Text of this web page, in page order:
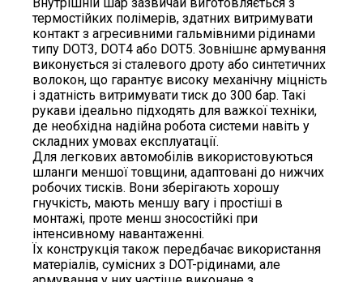
термостійких полімерів, здатних витримувати
контакт з агресивними гальмівними рідинами
типу DOT3, DOT4 або DOT5. Зовнішнє армування
виконується зі сталевого дроту або синтетичних
волокон, що гарантує високу механічну міцність
і здатність витримувати тиск до 300 бар. Такі
рукави ідеально підходять для важкої техніки,
де необхідна надійна робота системи навіть у
складних умовах експлуатації.
Для легкових автомобілів використовуються
шланги меншої товщини, адаптовані до нижчих
робочих тисків. Вони зберігають хорошу
гнучкість, мають меншу вагу і простіші в
монтажі, проте менш зносостійкі при
інтенсивному навантаженні.
Їх конструкція також передбачає використання
матеріалів, сумісних з DOT-рідинами, але